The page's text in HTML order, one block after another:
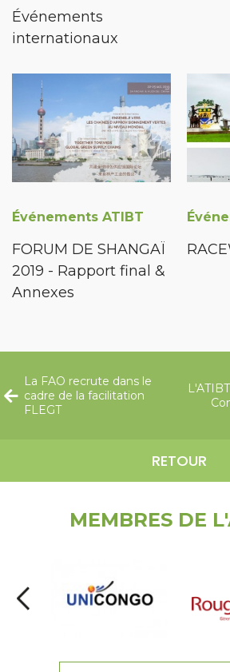
Événements
internationaux
Événements ATIBT
FORUM DE SHANGAÏ
2019 - Rapport final &
Annexes
La FAO recrute dans le
cadre de la facilitation
FLEGT
RETOUR
MEMBRES DE